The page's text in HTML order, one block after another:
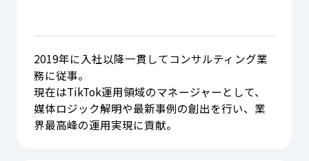
2019年に入社以降一貫してコンサルティング業
務に従事。
現在はTikTok運用領域のマネージャーとして、
媒体ロジック解明や最新事例の創出を行い、業
界最高峰の運用実現に貢献。